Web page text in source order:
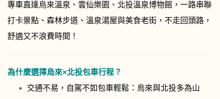
專車直達烏來溫泉、雲仙樂園、北投溫泉博物館，一路串聯
打卡景點、森林步道、溫泉湯屋與美食老街，不走回頭路，
舒適又不浪費時間！
為什麼選擇烏來×北投包車行程？
交通不易，自駕不如包車輕鬆：烏來與北投多為山